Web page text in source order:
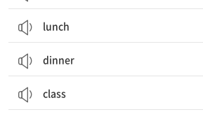
lunch
dinner
class